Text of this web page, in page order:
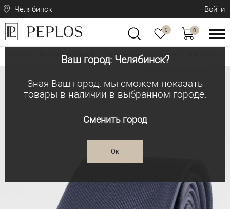
Челябинск
Ваш город: Челябинск?
Зная Ваш город, мы сможем показать
товары в наличии в выбранном городе.
Сменить город
Ок
Войти
0 0
Мужская одежда: классическая и современная Аксессуары